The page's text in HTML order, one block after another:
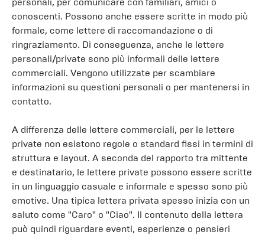
conoscenti. Possono anche essere scritte in modo più
formale, come lettere di raccomandazione o di
ringraziamento. Di conseguenza, anche le lettere
personali/private sono più informali delle lettere
commerciali. Vengono utilizzate per scambiare
informazioni su questioni personali o per mantenersi in
contatto.
A differenza delle lettere commerciali, per le lettere
private non esistono regole o standard fissi in termini di
struttura e layout. A seconda del rapporto tra mittente
e destinatario, le lettere private possono essere scritte
in un linguaggio casuale e informale e spesso sono più
emotive. Una tipica lettera privata spesso inizia con un
saluto come "Caro" o "Ciao". Il contenuto della lettera
può quindi riguardare eventi, esperienze o pensieri